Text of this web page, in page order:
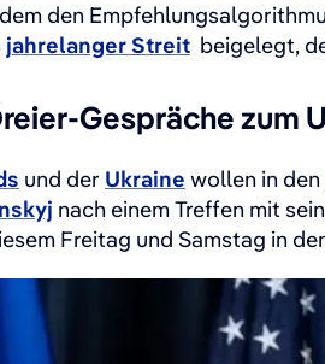
den
​jahrelanger Streit beigelegt,
Gespräche zum
und der Ukraine wollen in den
nach einem Treffen mit
Freitag und Samstag in